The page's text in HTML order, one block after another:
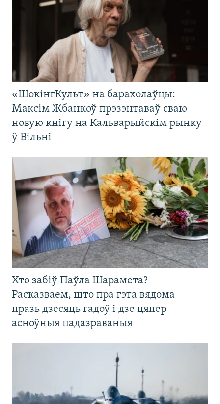
«ШокінгКульт» на барахолаўцы:
Максім Жбанкоў прэзэнтаваў сваю
новую кнігу на Кальварыйскім рынку
ў Вільні
Хто забіў Паўла Шарамета?
Расказваем, што пра гэта вядома
празь дзесяць гадоў і дзе цяпер
асноўныя падазраваныя